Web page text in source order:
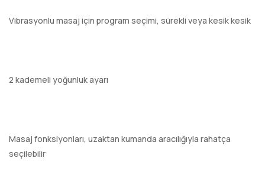
Vibrasyonlu masaj için program seçimi, sürekli veya kesik kesik
2 kademeli yoğunluk ayarı
Masaj fonksiyonları, uzaktan kumanda aracılığıyla rahatça
seçilebilir